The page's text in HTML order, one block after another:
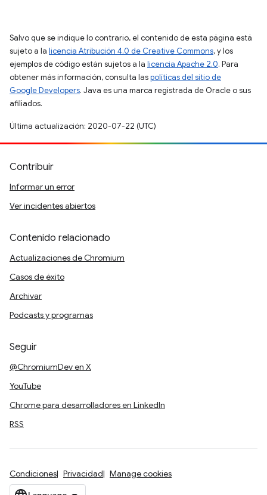
Salvo que se indique lo contrario, el contenido de esta página está
sujeto a la licencia Atribución 4.0 de Creative Commons, y los
ejemplos de código están sujetos a la licencia Apache 2.0. Para
obtener más información, consulta laspolíticas del sitio de
Google Developers. Java es una marca registrada de Oracle o sus
afiliados.
Última actualización: 2020-07-22 (UTC)
Contribuir
Informar un error
Ver incidentes abiertos
Contenido relacionado
Actualizaciones de Chromium
Casos de éxito
Archivar
Podcasts y programas
Seguir
@ChromiumDev en X
YouTube
Chrome para desarrolladores en LinkedIn
RSS
Condiciones Privacidad Manage cookies